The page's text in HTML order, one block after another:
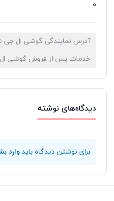
0
آدرس نمایندگی گوشی ال
خدمات پس از فروش گوشی
دیدگاه‌های نوشته
برای نوشتن دیدگاه باید وارد